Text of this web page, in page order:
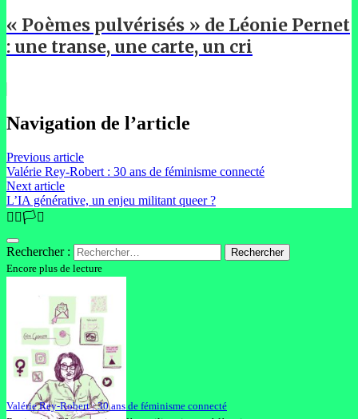
« Poèmes pulvérisés » de Léonie Pernet
: une transe, une carte, un cri
Navigation de l’article
Previous article
Valérie Rey-Robert : 30 ans de féminisme connecté
Next article
L’IA générative, un enjeu militant queer ?
🏳️‍🌈🏳️‍⚧️
Rechercher :
Encore plus de lecture
Valérie Rey-Robert : 30 ans de féminisme connecté